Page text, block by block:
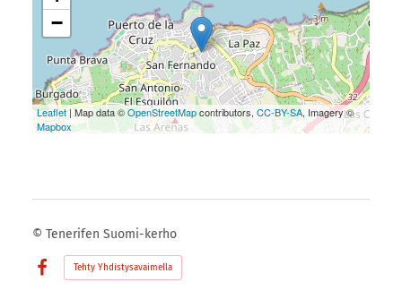
−
Leaflet| Map data ©OpenStreetMapcontributors, CC-BY-SA, Imagery ©
Mapbox
© Tenerifen Suomi-kerho
Facebook
Tehty Yhdistysavaimella